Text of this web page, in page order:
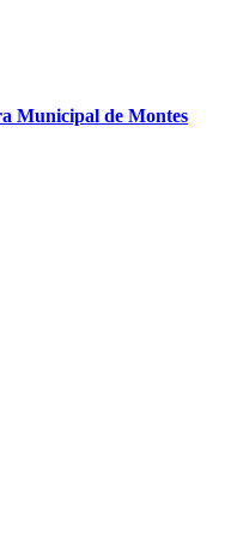
Municipal de Montes